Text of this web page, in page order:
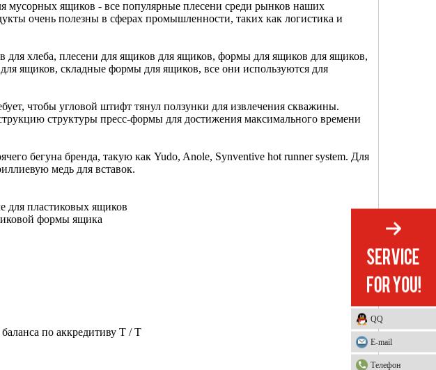
ящиков - все популярные плесени среди рынков наших
очень полезны в сферах промышленности, таких как логистика и
хлеба, плесени для ящиков для ящиков, формы для ящиков для ящиков,
ящиков, складные формы для ящиков, все они используются для
чтобы угловой штифт тянул ползунки для извлечения скважины.
структуры пресс-формы для достижения максимального времени
бегуна бренда, такую ​​как Yudo, Anole, Synventive hot runner system. Для
медь для вставок.
для пластиковых ящиков
формы ящика
по аккредитиву T / T
QQ
E-mail
Телефон